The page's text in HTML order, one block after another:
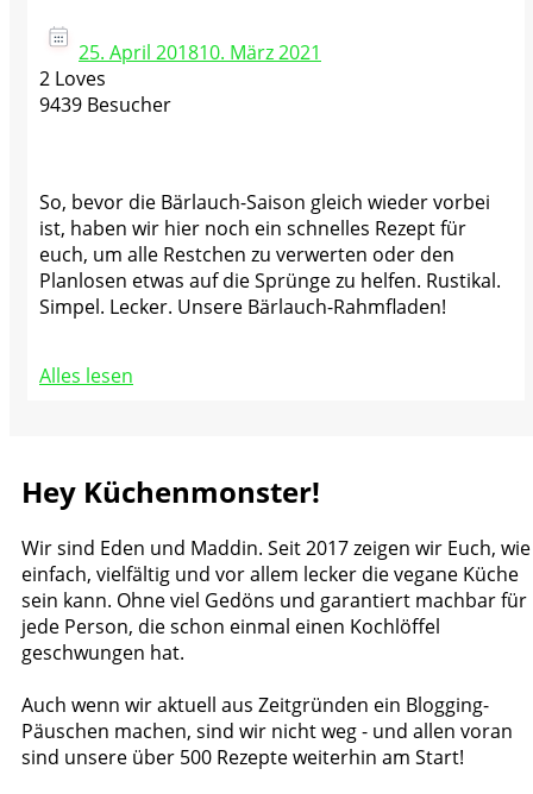
25. April 201810. März 2021
2 Loves
9439 Besucher
So, bevor die Bärlauch-Saison gleich wieder vorbei
ist, haben wir hier noch ein schnelles Rezept für
euch, um alle Restchen zu verwerten oder den
Planlosen etwas auf die Sprünge zu helfen. Rustikal.
Simpel. Lecker. Unsere Bärlauch-Rahmfladen!
Alles lesen
Hey Küchenmonster!
Wir sind Eden und Maddin. Seit 2017 zeigen wir Euch, wie
einfach, vielfältig und vor allem lecker die vegane Küche
sein kann. Ohne viel Gedöns und garantiert machbar für
jede Person, die schon einmal einen Kochlöffel
geschwungen hat.
Auch wenn wir aktuell aus Zeitgründen ein Blogging-
Päuschen machen, sind wir nicht weg - und allen voran
sind unsere über 500 Rezepte weiterhin am Start!